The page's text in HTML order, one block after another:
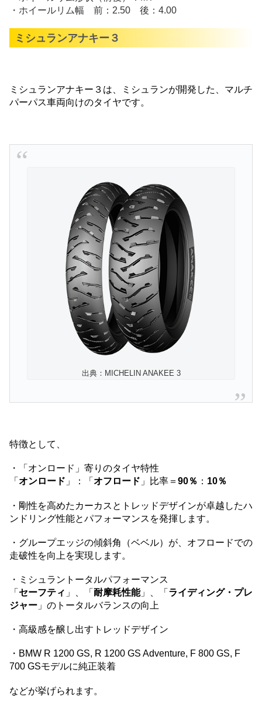
・ホイールリム幅 前：2.50 後：4.00
ミシュランアナキー３
ミシュランアナキー３は、ミシュランが開発した、マルチ
パーパス車両向けのタイヤです。
出典：MICHELIN ANAKEE 3
特徴として、
・「オンロード」寄りのタイヤ特性
「 オンロード 」：「 オフロード 」比率＝ 90％ ： 10％
・剛性を高めたカーカスとトレッドデザインが卓越したハ
ンドリング性能とパフォーマンスを発揮します。
・グループエッジの傾斜角（ベベル）が、オフロードでの
走破性を向上を実現します。
・ミシュラントータルパフォーマンス
「 セーフティ 」、「 耐摩耗性能」、「 ライディング・プレ
ジャー 」のトータルバランスの向上
・高級感を醸し出すトレッドデザイン
・BMW R 1200 GS, R 1200 GS Adventure, F 800 GS, F
700 GSモデルに純正装着
などが挙げられます。